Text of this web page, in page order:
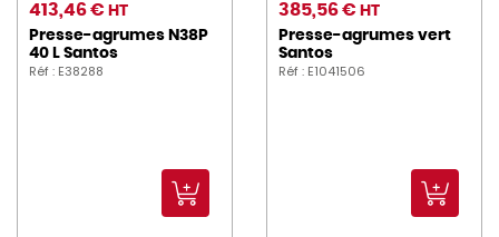
413,46 € HT
Presse-agrumes N38P
40 L Santos
Réf : E38288
385,56 € HT
Presse-agrumes vert
Santos
Réf : E1041506